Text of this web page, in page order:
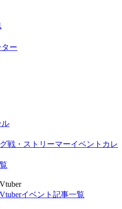
ー
ル
戦・ストリーマーイベントカレ
イベント記事一覧